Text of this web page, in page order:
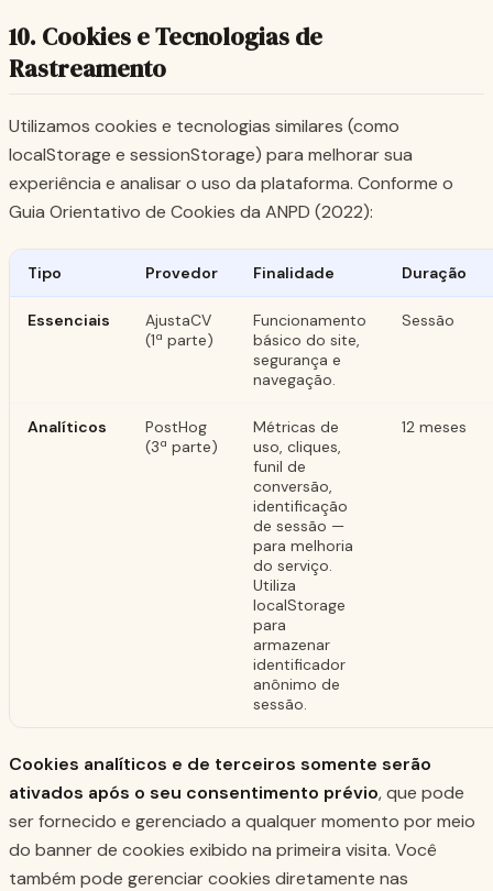
10. Cookies e Tecnologias de
Rastreamento
Utilizamos cookies e tecnologias similares (como
localStorage e sessionStorage) para melhorar sua
experiência e analisar o uso da plataforma. Conforme o
Guia Orientativo de Cookies da ANPD (2022):
Tipo Provedor Finalidade Duração
Essenciais
AjustaCV
(1ª parte)
Funcionamento
básico do site,
segurança e
navegação.
Sessão
Analíticos
PostHog
(3ª parte)
Métricas de
uso, cliques,
funil de
conversão,
identificação
de sessão —
para melhoria
do serviço.
Utiliza
localStorage
para
armazenar
identificador
anônimo de
sessão.
12 meses
Cookies analíticos e de terceiros somente serão
ativados após o seu consentimento prévio, que pode
ser fornecido e gerenciado a qualquer momento por meio
do banner de cookies exibido na primeira visita. Você
também pode gerenciar cookies diretamente nas